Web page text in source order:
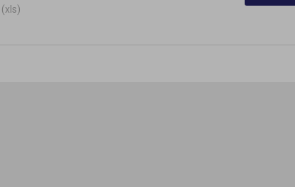
(xls)